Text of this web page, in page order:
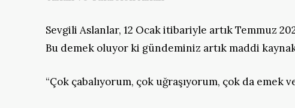
Sevgili Aslanlar, 12 Ocak itibariyle artık Temmuz
Bu demek oluyor ki gündeminiz artık maddi
“Çok çabalıyorum, çok uğraşıyorum, çok da emek